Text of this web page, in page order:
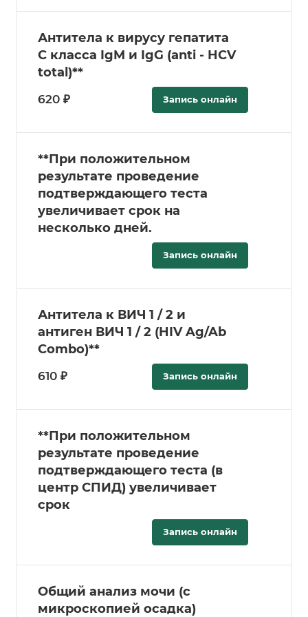
Антитела к вирусу гепатита
C класса IgM и IgG (anti - HCV
total)**
620 ₽ Запись онлайн
**При положительном
результате проведение
подтверждающего теста
увеличивает срок на
несколько дней.
Запись онлайн
Антитела к ВИЧ 1 / 2 и
антиген ВИЧ 1 / 2 (HIV Ag/Ab
Combo)**
610 ₽ Запись онлайн
**При положительном
результате проведение
подтверждающего теста (в
центр СПИД) увеличивает
срок
Запись онлайн
Общий анализ мочи (с
микроскопией осадка)